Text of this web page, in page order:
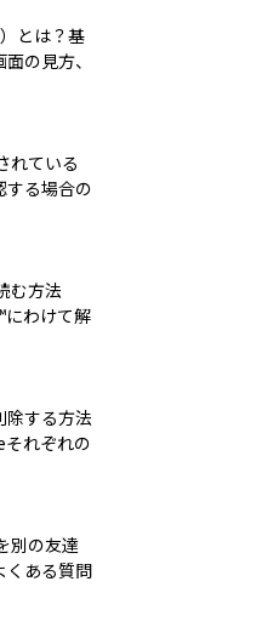
とは？基
の見方、
れている
する場合の
む方法
わけて解
除する方法
れぞれの
別の友達
くある質問